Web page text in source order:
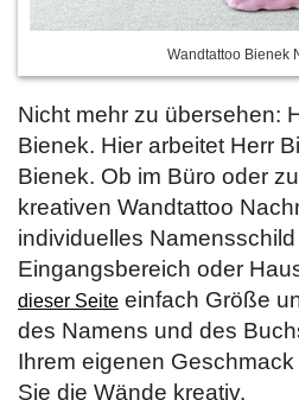
Wandtattoo Bienek
Nicht mehr zu übersehen:
Bienek. Hier arbeitet Herr
Bienek. Ob im Büro oder
kreativen Wandtattoo
individuelles
Eingangsbereich oder
dieser Seite einfach Größe
des Namens und des
Ihrem eigenen
Sie die Wände kreativ.